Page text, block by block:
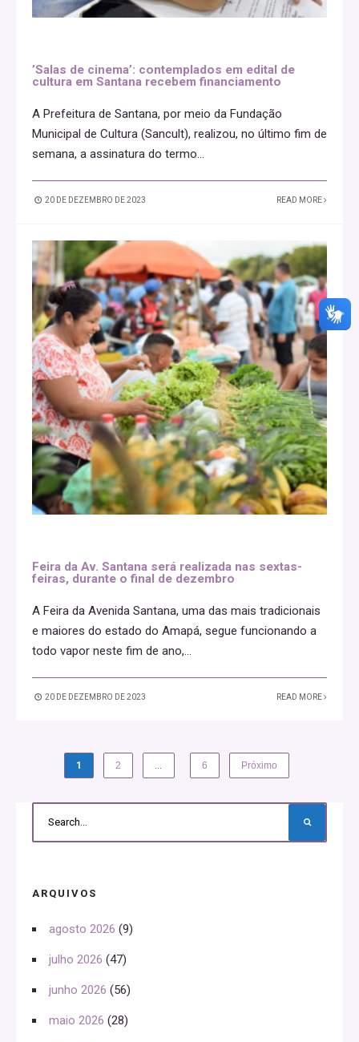
’Salas de cinema’: contemplados em edital de
cultura em Santana recebem financiamento
A Prefeitura de Santana, por meio da Fundação
Municipal de Cultura (Sancult), realizou, no último fim de
semana, a assinatura do termo...
20 DE DEZEMBRO DE 2023 READ MORE
Feira da Av. Santana será realizada nas sextas-
feiras, durante o final de dezembro
A Feira da Avenida Santana, uma das mais tradicionais
e maiores do estado do Amapá, segue funcionando a
todo vapor neste fim de ano,...
20 DE DEZEMBRO DE 2023 READ MORE
1 2 6 Próximo
ARQUIVOS
agosto 2026 (9)
julho 2026 (47)
junho 2026 (56)
maio 2026 (28)